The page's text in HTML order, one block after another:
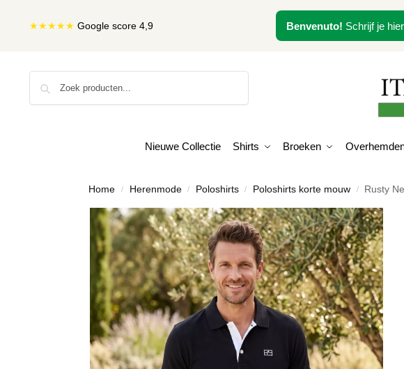
★★★★★ Google score 4,9 Benvenuto! Schrijf je
Nieuwe Collectie Shirts Broeken
Home / Herenmode / Poloshirts / Poloshirts korte mouw / Rusty